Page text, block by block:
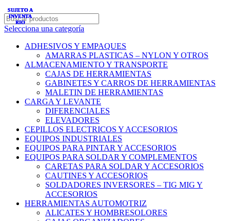
Selecciona una categoría
ADHESIVOS Y EMPAQUES
AMARRAS PLASTICAS – NYLON Y OTROS
ALMACENAMIENTO Y TRANSPORTE
CAJAS DE HERRAMIENTAS
GABINETES Y CARROS DE HERRAMIENTAS
MALETIN DE HERRAMIENTAS
CARGA Y LEVANTE
DIFERENCIALES
ELEVADORES
CEPILLOS ELECTRICOS Y ACCESORIOS
EQUIPOS INDUSTRIALES
EQUIPOS PARA PINTAR Y ACCESORIOS
EQUIPOS PARA SOLDAR Y COMPLEMENTOS
CARETAS PARA SOLDAR Y ACCESORIOS
CAUTINES Y ACCESORIOS
SOLDADORES INVERSORES – TIG MIG Y
ACCESORIOS
HERRAMIENTAS AUTOMOTRIZ
ALICATES Y HOMBRESOLORES
SUJETO A
INVENTA
RIO
SUJETO A
INVENTA
RIO
SUJETO A
INVENTA
RIO
SUJETO A
INVENTA
RIO